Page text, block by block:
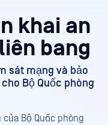
khai an
bang
sát mạng và bảo
Bộ Quốc phòng
Bộ Quốc phòng